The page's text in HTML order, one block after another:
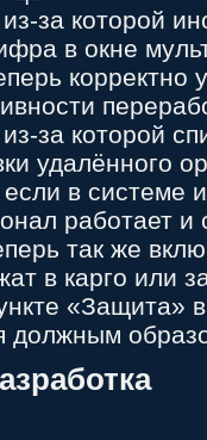
за которой
в окне
корректно
за которой
удалённого
в системе
работает и
так же
в карго или
«Защита»
должным